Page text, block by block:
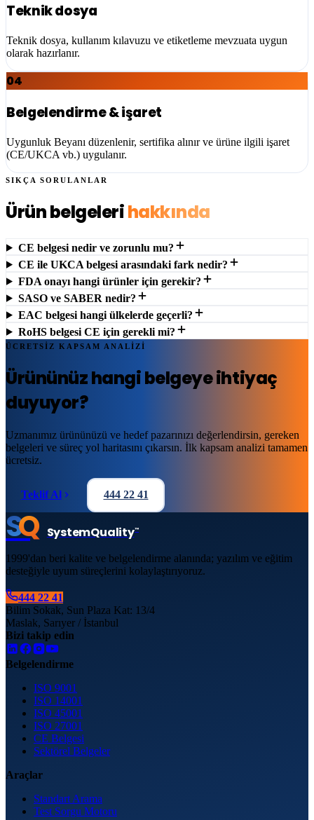
Teknik dosya
Teknik dosya, kullanım kılavuzu ve etiketleme mevzuata uygun
olarak hazırlanır.
04
Belgelendirme & işaret
Uygunluk Beyanı düzenlenir, sertifika alınır ve ürüne ilgili işaret
(CE/UKCA vb.) uygulanır.
SIKÇA SORULANLAR
Ürün belgelerihakkında
CE belgesi nedir ve zorunlu mu?
CE ile UKCA belgesi arasındaki fark nedir?
FDA onayı hangi ürünler için gerekir?
SASO ve SABER nedir?
EAC belgesi hangi ülkelerde geçerli?
RoHS belgesi CE için gerekli mi?
ÜCRETSİZ KAPSAM ANALİZİ
Ürününüz hangi belgeyeihtiyaç
duyuyor?
Uzmanımız ürününüzü ve hedef pazarınızı değerlendirsin, gereken
belgeleri ve süreç yol haritasını çıkarsın. İlk kapsam analizi tamamen
ücretsiz.
Teklif Al 444 22 41
SQ SystemQuality™
1999'dan beri kalite ve belgelendirme alanında; yazılım ve eğitim
desteğiyle uyum süreçlerini kolaylaştırıyoruz.
444 22 41
Bilim Sokak, Sun Plaza Kat: 13/4
Maslak, Sarıyer / İstanbul
Bizi takip edin
Belgelendirme
ISO 9001
ISO 14001
ISO 45001
ISO 27001
CE Belgesi
Sektörel Belgeler
Araçlar
Standart Arama
Test Sorgu Motoru